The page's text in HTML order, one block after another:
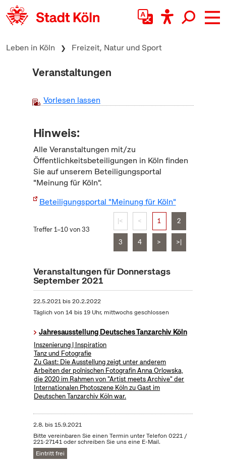
zum Inhalt springen
Leben in Köln Freizeit, Natur und Sport
Veranstaltungen
Vorlesen lassen
Hinweis:
Alle Veranstaltungen mit/zu
Öffentlichkeitsbeteiligungen in Köln finden
Sie auf unserem Beteiligungsportal
"Meinung für Köln".
Beteiligungsportal "Meinung für Köln"
Treffer 1–10 von 33
|< < 1 2
3 4 > >|
Veranstaltungen für Donnerstags
September 2021
22.5.2021bis20.2.2022
Täglich von 14 bis 19 Uhr, mittwochs geschlossen
Jahresausstellung Deutsches Tanzarchiv Köln
Inszenierung | Inspiration
Tanz und Fotografie
Zu Gast: Die Ausstellung zeigt unter anderem
Arbeiten der polnischen Fotografin Anna Orlowska,
die 2020 im Rahmen von "Artist meets Archive" der
Internationalen Photoszene Köln zu Gast im
Deutschen Tanzarchiv Köln war.
2.8. bis15.9.2021
Bitte vereinbaren Sie einen Termin unter Telefon 0221 /
221-27141 oder schreiben Sie uns eine E-Mail.
Eintritt frei